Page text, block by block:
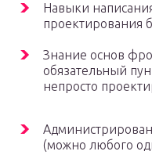
Навыки
проектирования
Знание основ
обязательный
непросто
(можно любого